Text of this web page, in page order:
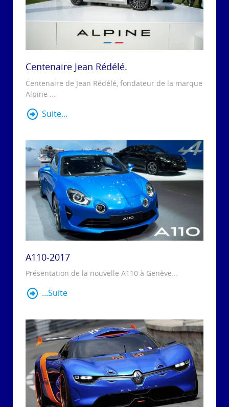
Centenaire Jean Rédélé.
Centenaire de Jean Rédélé, fondateur de la marque
Alpine ...
Suite...
A110-2017
Présentation de la nouvelle A110 à Genève...
...Suite